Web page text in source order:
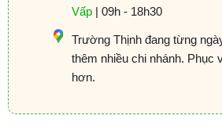
Vấp| 09h - 18h30
Trường Thịnh đang từng
thêm nhiều chi nhánh. Phục
hơn.